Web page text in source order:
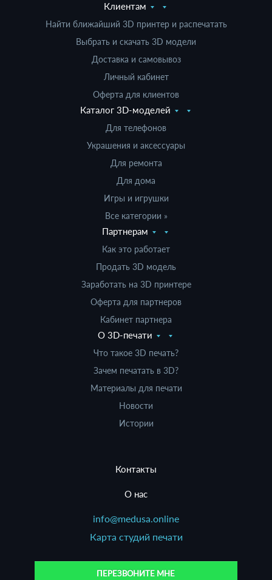
Клиентам
Найти ближайший 3D принтер и распечатать
Выбрать и скачать 3D модели
Доставка и самовывоз
Личный кабинет
Оферта для клиентов
Каталог 3D-моделей
Для телефонов
Украшения и аксессуары
Для ремонта
Для дома
Игры и игрушки
Все категории »
Партнерам
Как это работает
Продать 3D модель
Заработать на 3D принтере
Оферта для партнеров
Кабинет партнера
О 3D-печати
Что такое 3D печать?
Зачем печатать в 3D?
Материалы для печати
Новости
Истории
Контакты
О нас
info@medusa.online
Карта студий печати
ПЕРЕЗВОНИТЕ МНЕ